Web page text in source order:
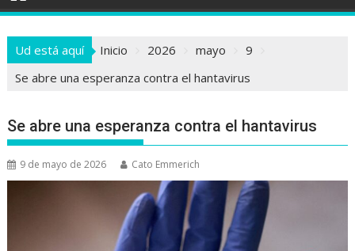
Ud está aquí Inicio 2026 mayo
9
Se abre una esperanza contra el hantavirus
Se abre una esperanza contra el hantavirus
9 de mayo de 2026 Cato Emmerich